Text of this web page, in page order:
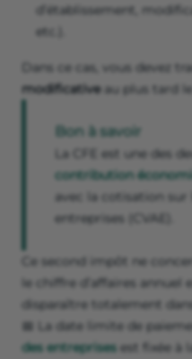
d’établissement,
etc.).
Dans ce cas, vous devez
modificativeau plus tard le
Bon à savoir
La CFE est une des
contribution
avec la cotisation sur
entreprises (CVAE).
Ce second impôt ne
le chiffre d’affaires annuel
disparaître totalement
📅 La date limite de
des entreprises est fixée à